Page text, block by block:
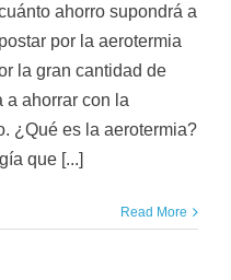
ahorro supondrá a
por la aerotermia
la gran cantidad de
a ahorrar con la
¿Qué es la aerotermia?
que [...]
Read More